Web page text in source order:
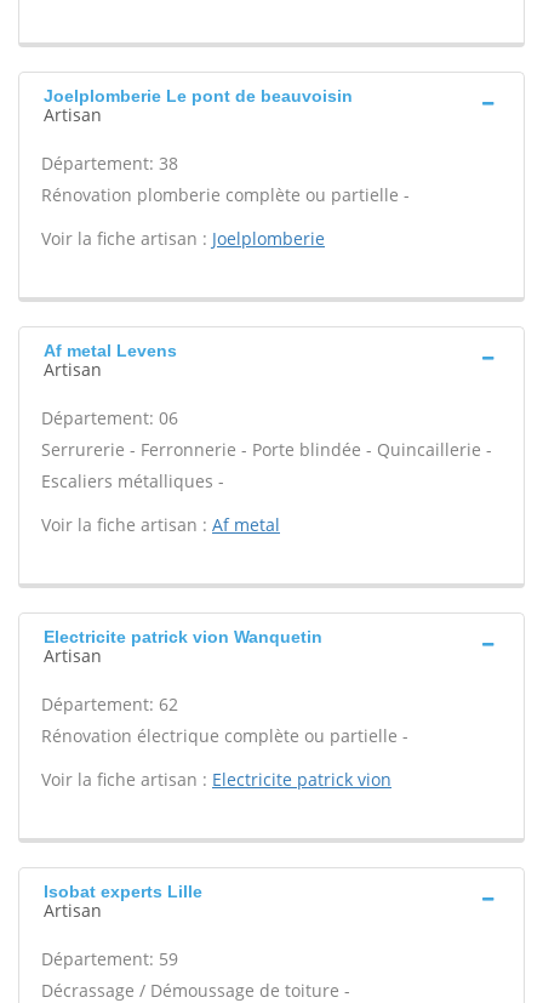
Joelplomberie Le pont de beauvoisin
Artisan
Département: 38
Rénovation plomberie complète ou partielle -
Voir la fiche artisan : Joelplomberie
Af metal Levens
Artisan
Département: 06
Serrurerie - Ferronnerie - Porte blindée - Quincaillerie -
Escaliers métalliques -
Voir la fiche artisan : Af metal
Electricite patrick vion Wanquetin
Artisan
Département: 62
Rénovation électrique complète ou partielle -
Voir la fiche artisan : Electricite patrick vion
Isobat experts Lille
Artisan
Département: 59
Décrassage / Démoussage de toiture -